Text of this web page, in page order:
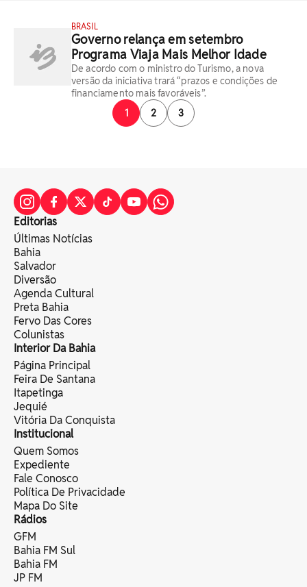
BRASIL
Governo relança em setembro
Programa Viaja Mais Melhor Idade
De acordo com o ministro do Turismo, a nova
versão da iniciativa trará “prazos e condições de
financiamento mais favoráveis”.
1
2 3
Editorias
Últimas Notícias
Bahia
Salvador
Diversão
Agenda Cultural
Preta Bahia
Fervo Das Cores
Colunistas
Interior Da Bahia
Página Principal
Feira De Santana
Itapetinga
Jequié
Vitória Da Conquista
Institucional
Quem Somos
Expediente
Fale Conosco
Política De Privacidade
Mapa Do Site
Rádios
GFM
Bahia FM Sul
Bahia FM
JP FM